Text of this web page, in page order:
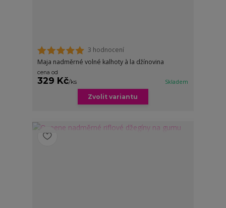
3 hodnocení
Maja nadměrné volné kalhoty à la džínovina
cena od
329 Kč/ks Skladem
Zvolit variantu